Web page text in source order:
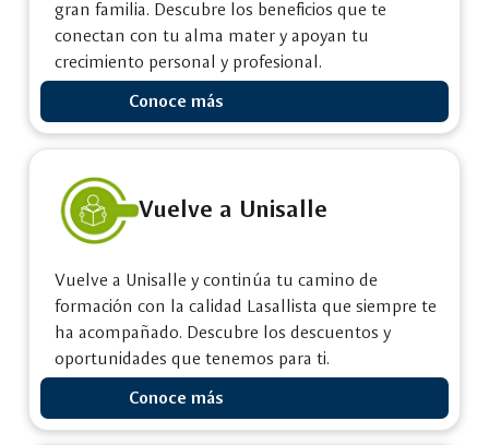
egresados
Unisalle
gran familia. Descubre los beneficios que te
conectan con tu alma mater y apoyan tu
crecimiento personal y profesional.
Conoce más
Vuelve a Unisalle
Vuelve a Unisalle y continúa tu camino de
formación con la calidad Lasallista que siempre te
ha acompañado. Descubre los descuentos y
oportunidades que tenemos para ti.
Conoce más